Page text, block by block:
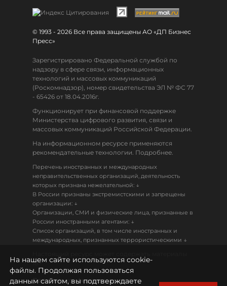
© 1993 - 2026 Все права защищены АО «ДП Бизнес
Пресс»
Зарегистрировано Федеральной службой по
надзору в сфере связи, информационных
технологий и массовых коммуникаций
(Роскомнадзор), номер свидетельства ЭЛ № ФС 77
- 65426 от 18.04.2016г.
Функционирует при финансовой поддержке
Министерства цифрового развития, связи и
массовых коммуникаций Российской Федерации.
На информационном ресурсе применяются
рекомендательные технологии. Подробнее.
Перечень иностранных и международных
неправительственных организаций, деятельность
которых признана нежелательной: ↓
В России признаны экстремистскими и запрещены
организации: ↓
Организации, СМИ и физические лица, признанные в
России иностранными агентами: ↓
Список организаций, в том числе иностранных и
международных, признанных террористическими ↓
18+
Политика конфиденциальности
На нашем сайте используются cookie-
файлы. Продолжая пользоваться
данным сайтом, вы подтверждаете